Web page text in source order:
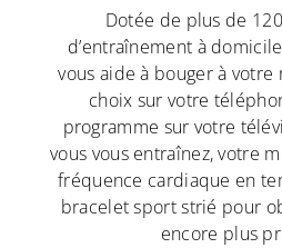
Dotée de plus de
d’entraînement à
vous aide à bouger à votre
choix sur votre
programme sur votre
vous vous entraînez, votre
fréquence cardiaque en
bracelet sport strié pour
encore plus